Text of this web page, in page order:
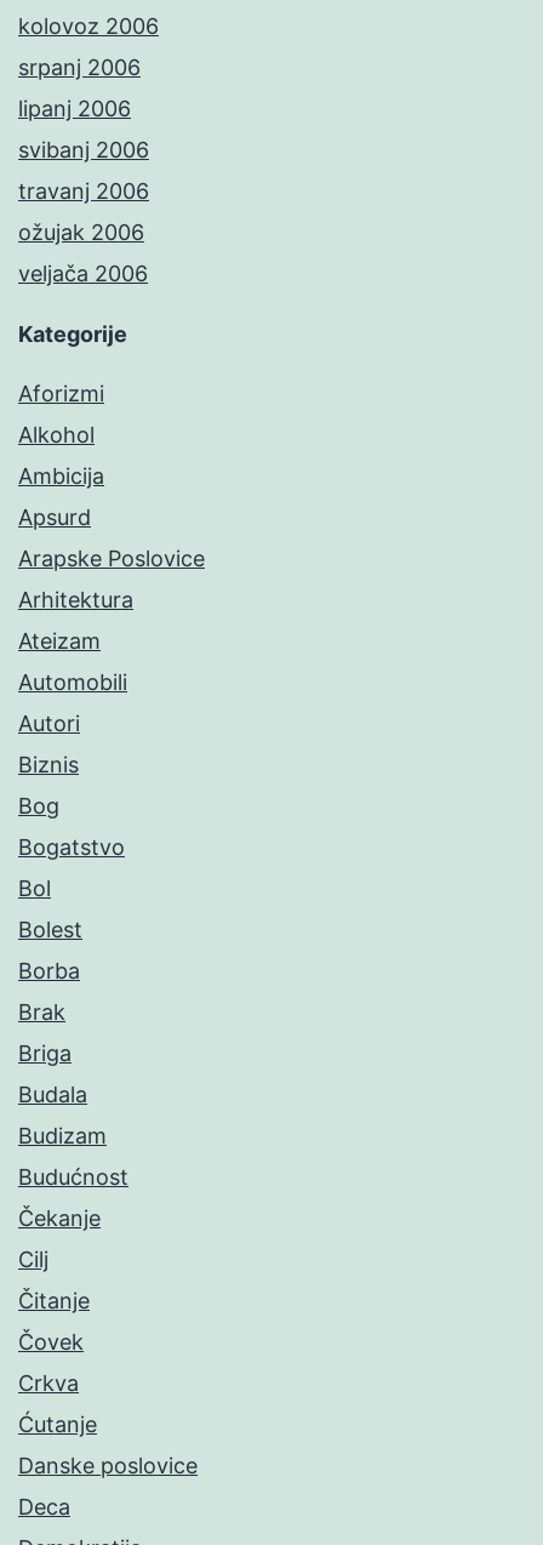
kolovoz 2006
srpanj 2006
lipanj 2006
svibanj 2006
travanj 2006
ožujak 2006
veljača 2006
Kategorije
Aforizmi
Alkohol
Ambicija
Apsurd
Arapske Poslovice
Arhitektura
Ateizam
Automobili
Autori
Biznis
Bog
Bogatstvo
Bol
Bolest
Borba
Brak
Briga
Budala
Budizam
Budućnost
Čekanje
Cilj
Čitanje
Čovek
Crkva
Ćutanje
Danske poslovice
Deca